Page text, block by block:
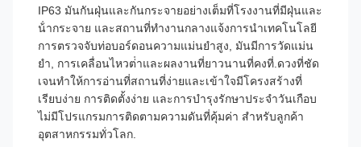
IP63 มันกันฝุ่นและกันกระจายอย่างเต็มที่โรงงานที่มีฝุ่นและ
น้ํากระจาย และสถานที่ทํางานกลางแจ้งการนําเทคโนโลยี
การตรวจจับท่อบอร์ดอนความแม่นยําสูง, มันมีการวัดแม่น
ยํา, การเคลื่อนไหวต่ําและผลงานที่ยาวนานที่คงที่.ดวงที่ชัด
เจนทําให้การอ่านที่สถานที่ง่ายและเข้าใจมีโครงสร้างที่
เรียบง่าย การติดตั้งง่าย และการบํารุงรักษาประจําวันเกือบ
ไม่มีโปรแกรมการติดตามความดันที่คุ้มค่า สําหรับลูกค้า
อุตสาหกรรมทั่วโลก.